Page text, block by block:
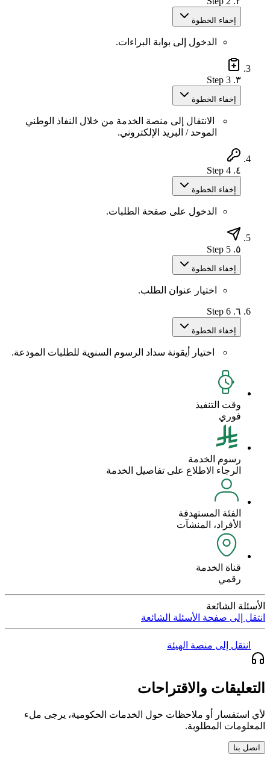
إخفاء الخطوة
الدخول إلى بوابة البراءات.
٣. Step 3
إخفاء الخطوة
الانتقال إلى منصة الخدمة من خلال النفاذ الوطني
الموحد / البريد الإلكتروني.
٤. Step 4
إخفاء الخطوة
الدخول على صفحة الطلبات.
٥. Step 5
إخفاء الخطوة
اختيار عنوان الطلب.
٦. Step 6
إخفاء الخطوة
اختيار أيقونة سداد الرسوم السنوية للطلبات المودعة.
وقت التنفيذ
فوري
رسوم الخدمة
الرجاء الاطلاع على تفاصيل الخدمة
الفئة المستهدفة
الأفراد، المنشآت
قناة الخدمة
رقمي
الأسئلة الشائعة
انتقل إلى صفحة الأسئلة الشائعة
انتقل إلى منصة الهيئة
التعليقات والاقتراحات
لأي استفسار أو ملاحظات حول الخدمات الحكومية، يرجى ملء
المعلومات المطلوبة.
اتصل بنا